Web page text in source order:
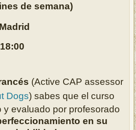
de semana)
(Active CAP assessor
Dogs) sabes que el curso
y evaluado por profesorado
en su